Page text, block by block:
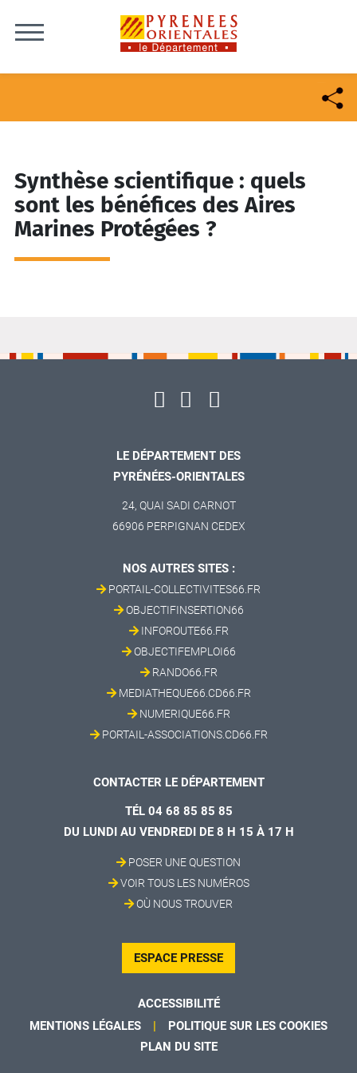
Synthèse scientifique : quels
sont les bénéfices des Aires
Marines Protégées ?
LE DÉPARTEMENT DES
PYRÉNÉES-ORIENTALES
24, QUAI SADI CARNOT
66906 PERPIGNAN CEDEX
NOS AUTRES SITES :
PORTAIL-COLLECTIVITES66.FR
OBJECTIFINSERTION66
INFOROUTE66.FR
OBJECTIFEMPLOI66
RANDO66.FR
MEDIATHEQUE66.CD66.FR
NUMERIQUE66.FR
PORTAIL-ASSOCIATIONS.CD66.FR
CONTACTER LE DÉPARTEMENT
TÉL 04 68 85 85 85
DU LUNDI AU VENDREDI DE 8 H 15 À 17 H
POSER UNE QUESTION
VOIR TOUS LES NUMÉROS
OÙ NOUS TROUVER
ESPACE PRESSE
ACCESSIBILITÉ
MENTIONS LÉGALES
POLITIQUE SUR LES COOKIES
PLAN DU SITE